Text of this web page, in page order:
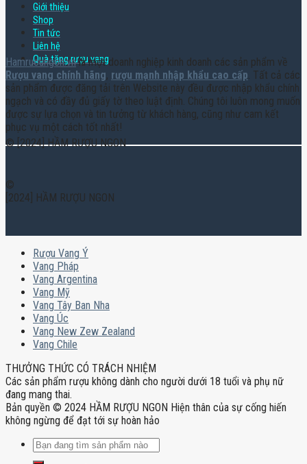
Giới thiệu
Shop
Tin tức
Liên hệ
Quà tặng rượu vang
Hamruoungon.vnlà một doanh nghiệp kinh doanh các sản phẩm về
Rượu vang chính hãng, rượu mạnh nhập khẩu cao cấp. Tất cả các
sản phẩm được đăng tải trên Website này đều được nhập khẩu chính
ngạch và có đầy đủ giấy tờ theo luật định. Chúng tôi luôn mong muốn
được sự lựa chọn và tin tưởng từ khách hàng, cũng như cam kết
phục vụ một cách tốt nhất!
© [2024] HẦM RƯỢU NGON
©
[2024] HẦM RƯỢU NGON
Rượu Vang Ý
Vang Pháp
Vang Argentina
Vang Mỹ
Vang Tây Ban Nha
Vang Úc
Vang New Zew Zealand
Vang Chile
THƯỞNG THỨC CÓ TRÁCH NHIỆM
Các sản phẩm rượu không dành cho người dưới 18 tuổi và phụ nữ
đang mang thai.
Bản quyền © 2024 HẦM RƯỢU NGON Hiện thân của sự cống hiến
không ngừng để đạt tới sự hoàn hảo
Tìm
kiếm: